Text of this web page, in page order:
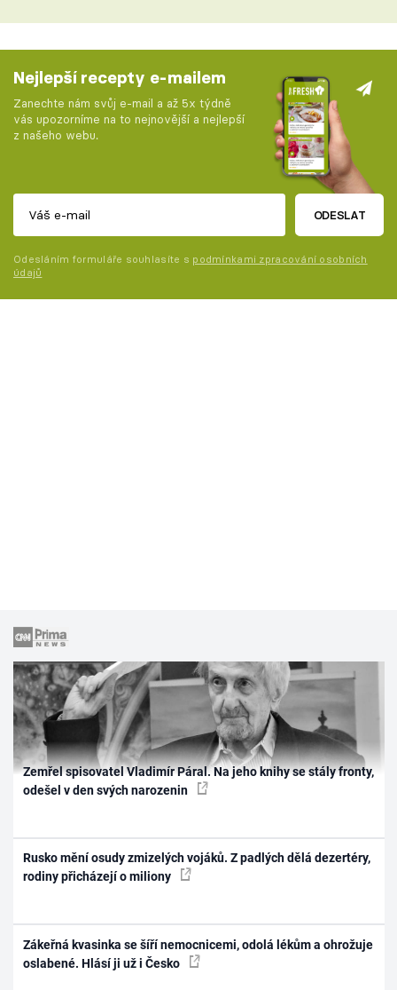
Nejlepší recepty e-mailem
Zanechte nám svůj e-mail a až 5x týdně
vás upozorníme na to nejnovější a nejlepší
z našeho webu.
ODESLAT
Odesláním formuláře souhlasíte s podmínkami zpracování osobních
údajů
Zemřel spisovatel Vladimír Páral. Na jeho knihy se stály fronty,
odešel v den svých narozenin
Rusko mění osudy zmizelých vojáků. Z padlých dělá dezertéry,
rodiny přicházejí o miliony
Zákeřná kvasinka se šíří nemocnicemi, odolá lékům a ohrožuje
oslabené. Hlásí ji už i Česko